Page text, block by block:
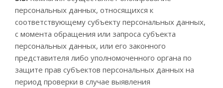
персональных данных, относящихся к
соответствующему субъекту персональных данных,
с момента обращения или запроса субъекта
персональных данных, или его законного
представителя либо уполномоченного органа по
защите прав субъектов персональных данных на
период проверки в случае выявления